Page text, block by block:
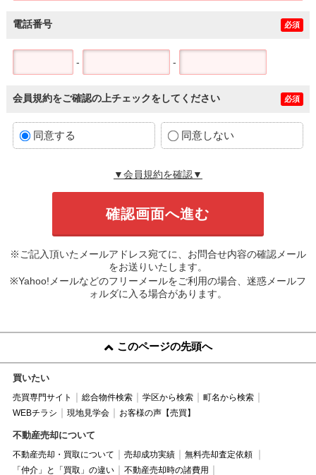
電話番号 必須
- -
会員規約をご確認の上チェックをしてください 必須
同意する 同意しない
▼会員規約を確認▼
※ご記入頂いたメールアドレス宛てに、お問合せ内容の確認メール
をお送りいたします。
※Yahoo!メールなどのフリーメールをご利用の場合、迷惑メールフ
ォルダに入る場合があります。
このページの先頭へ
買いたい
売買専門サイト 総合物件検索 学区から検索
町名から検索
WEBチラシ
現地見学会 お客様の声【売買】
不動産売却について
不動産売却・買取について 売却成功実績
無料売却査定依頼
「仲介」と「買取」の違い
不動産売却時の諸費用